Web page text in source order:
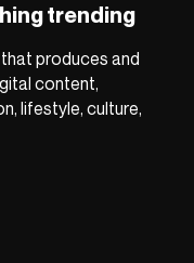
trending
produces and
content,
lifestyle, culture,